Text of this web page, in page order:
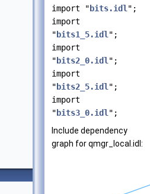
import " bits.idl ";
import
" bits1_5.idl ";
import
" bits2_0.idl ";
import
" bits2_5.idl ";
import
" bits3_0.idl ";
Include dependency
graph for qmgr_local.idl: